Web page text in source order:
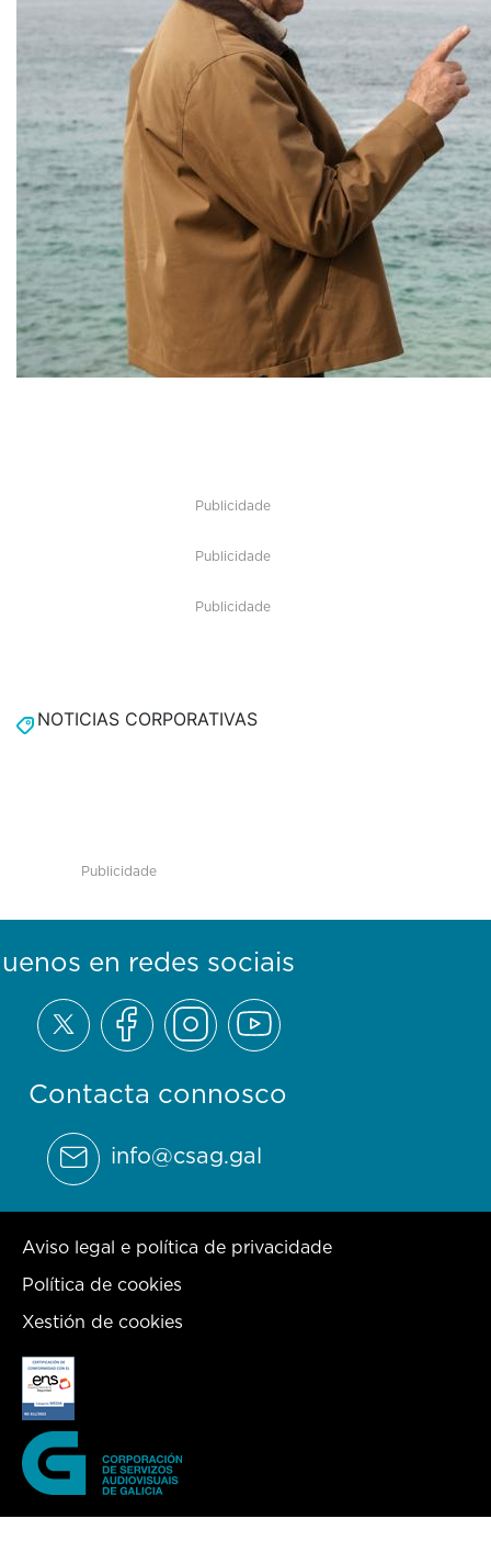
Publicidade
Publicidade
Publicidade
NOTICIAS CORPORATIVAS
Publicidade
Contacta connosco
info@csag.gal
en redes sociais
Aviso legal e política de privacidade
Política de cookies
Xestión de cookies